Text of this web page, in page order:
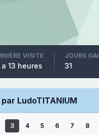
VISITE
13 heures
JOURS
31
LudoTITANIUM
3 4 5 6 7 8